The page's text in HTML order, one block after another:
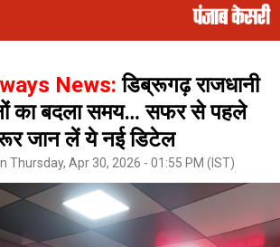
News:डिब्रूगढ़ राजधानी
का बदला समय… सफर से पहले
जान लें ये नई डिटेल
Thursday, Apr 30, 2026 - 01:55 PM (IST)